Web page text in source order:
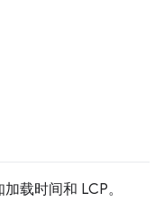
载时间和 LCP。